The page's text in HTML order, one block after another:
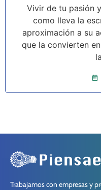
Vivir de tu pasión
como lleva la
aproximación a su
que la convierten
Trabajamos con empresas y